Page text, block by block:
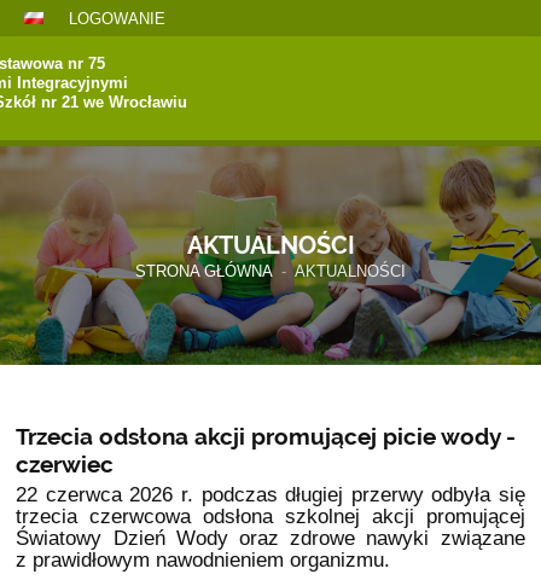
LOGOWANIE
nr 75
Integracyjnymi
nr 21 we Wrocławiu
AKTUALNOŚCI
STRONA GŁÓWNA - AKTUALNOŚCI
Trzecia odsłona akcji promującej picie wody -
czerwiec
22 czerwca 2026 r. podczas długiej przerwy odbyła się
trzecia czerwcowa odsłona szkolnej akcji promującej
Światowy Dzień Wody oraz zdrowe nawyki związane
z prawidłowym nawodnieniem organizmu.